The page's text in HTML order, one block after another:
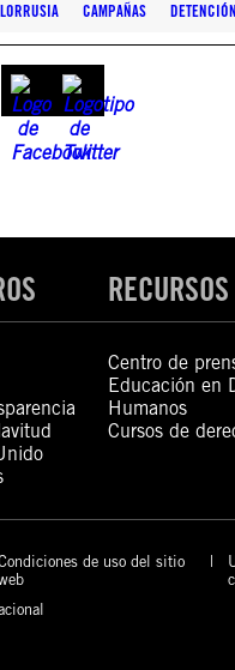
CAMPAÑAS DETENCIÓN
RECURSOS
Centro de
Educación en
Humanos
Cursos de
de uso del sitio